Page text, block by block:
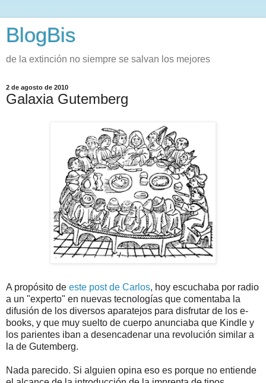
BlogBis
de la extinción no siempre se salvan los mejores
2 de agosto de 2010
Galaxia Gutemberg
A propósito de este post de Carlos, hoy escuchaba por radio
a un "experto" en nuevas tecnologías que comentaba la
difusión de los diversos aparatejos para disfrutar de los e-
books, y que muy suelto de cuerpo anunciaba que Kindle y
los parientes iban a desencadenar una revolución similar a
la de Gutemberg.
Nada parecido. Si alguien opina eso es porque no entiende